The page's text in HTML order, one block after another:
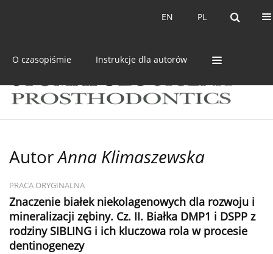
PL
EN PL
EN
O czasopiśmie Instrukcje dla autorów
AutorAnna Klimaszewska
PRACA ORYGINALNA
Znaczenie białek niekolagenowych dla rozwoju i
mineralizacji zębiny. Cz. II. Białka DMP1 i DSPP z
rodziny SIBLING i ich kluczowa rola w procesie
dentinogenezy